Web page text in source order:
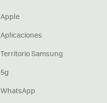
Apple
Aplicaciones
Territorio Samsung
5g
WhatsApp